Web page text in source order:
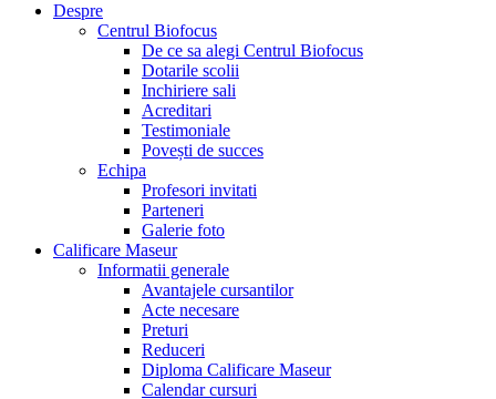
Despre
Centrul Biofocus
De ce sa alegi Centrul Biofocus
Dotarile scolii
Inchiriere sali
Acreditari
Testimoniale
Povești de succes
Echipa
Profesori invitati
Parteneri
Galerie foto
Calificare Maseur
Informatii generale
Avantajele cursantilor
Acte necesare
Preturi
Reduceri
Diploma Calificare Maseur
Calendar cursuri